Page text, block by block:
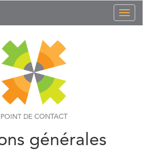
POINT DE CONTACT
générales